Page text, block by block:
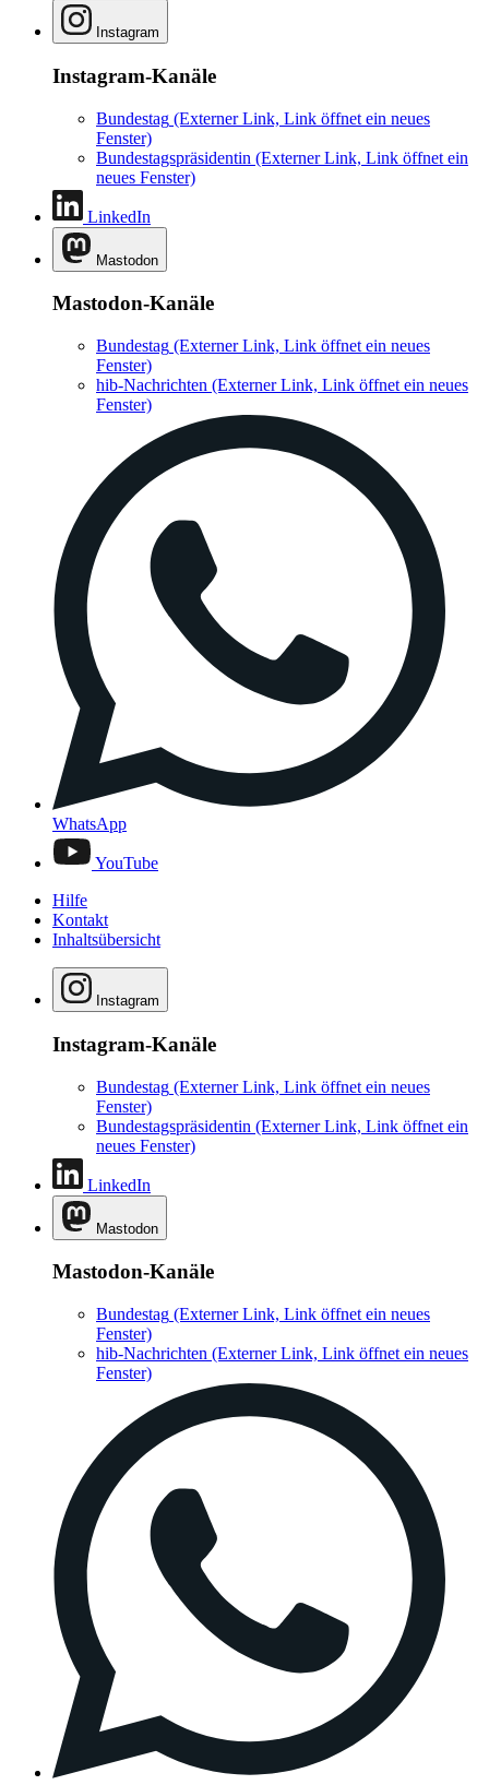
Instagram
Instagram-Kanäle
Bundestag (Externer Link, Link öffnet ein neues
Fenster)
Bundestagspräsidentin (Externer Link, Link öffnet ein
neues Fenster)
LinkedIn
Mastodon
Mastodon-Kanäle
Bundestag (Externer Link, Link öffnet ein neues
Fenster)
hib-Nachrichten (Externer Link, Link öffnet ein neues
Fenster)
WhatsApp
YouTube
Hilfe
Kontakt
Inhaltsübersicht
Instagram
Instagram-Kanäle
Bundestag (Externer Link, Link öffnet ein neues
Fenster)
Bundestagspräsidentin (Externer Link, Link öffnet ein
neues Fenster)
LinkedIn
Mastodon
Mastodon-Kanäle
Bundestag (Externer Link, Link öffnet ein neues
Fenster)
hib-Nachrichten (Externer Link, Link öffnet ein neues
Fenster)